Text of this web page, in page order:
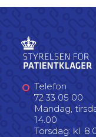
Telefon
72 33 05 00
Mandag,
14.00
Torsdag: kl.